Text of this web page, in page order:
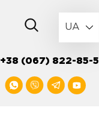
UA
+38 (067) 822-85-